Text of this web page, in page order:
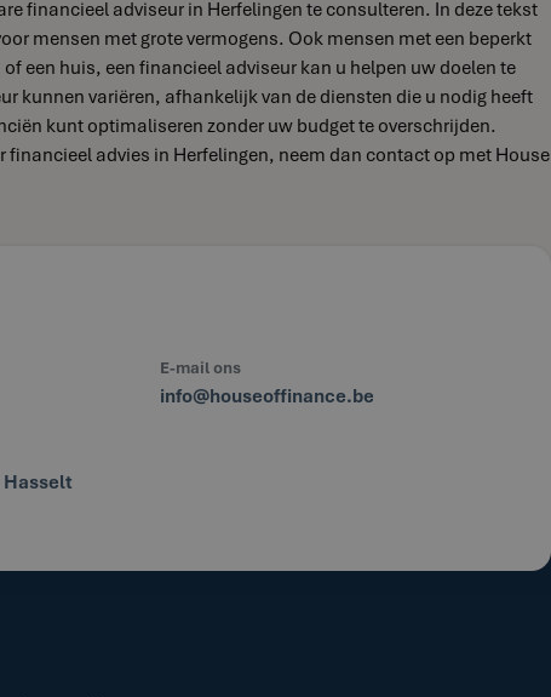
financieel adviseur in Herfelingen te consulteren. In deze tekst
mensen met grote vermogens. Ook mensen met een beperkt
een huis, een financieel adviseur kan u helpen uw doelen te
kunnen variëren, afhankelijk van de diensten die u nodig heeft
kunt optimaliseren zonder uw budget te overschrijden.
advies in Herfelingen, neem dan contact op met House
E-mail ons
info@houseoffinance.be
Hasselt